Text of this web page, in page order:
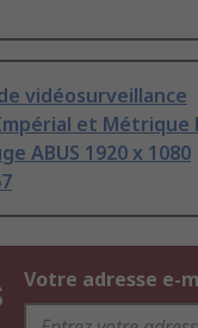
vidéosurveillance
et Métrique
ABUS 1920 x 1080
Votre adresse e-